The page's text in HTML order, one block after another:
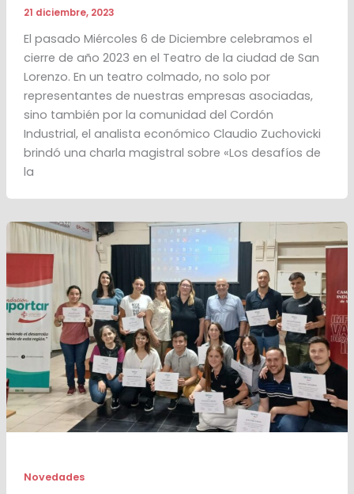
21 diciembre, 2023
El pasado Miércoles 6 de Diciembre celebramos el
cierre de año 2023 en el Teatro de la ciudad de San
Lorenzo. En un teatro colmado, no solo por
representantes de nuestras empresas asociadas,
sino también por la comunidad del Cordón
Industrial, el analista económico Claudio Zuchovicki
brindó una charla magistral sobre «Los desafíos de
la
Novedades